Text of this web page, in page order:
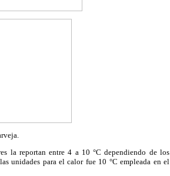
la reportan entre 4 a 10 °C dependiendo de los
unidades para el calor fue 10 °C empleada en el